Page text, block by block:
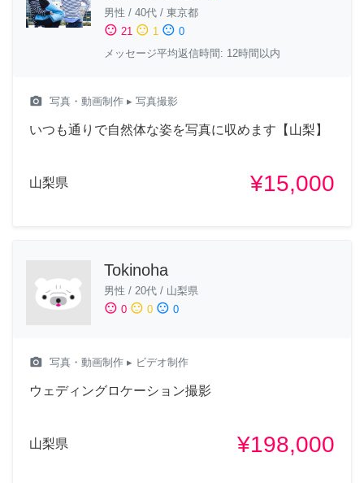
男性 / 40代 / 東京都
sentiment_satisfied 21 sentiment_neutral 1 sentiment_dissatisfied 0
メッセージ平均返信時間: 12時間以内
camera_alt 写真・動画制作 ▸ 写真撮影
いつも通りで自然体な姿を写真に収めます【山梨】
山梨県 ¥15,000
Tokinoha
男性 / 20代 / 山梨県
sentiment_satisfied 0 sentiment_neutral 0 sentiment_dissatisfied 0
camera_alt 写真・動画制作 ▸ ビデオ制作
ウェディングロケーション撮影
山梨県 ¥198,000